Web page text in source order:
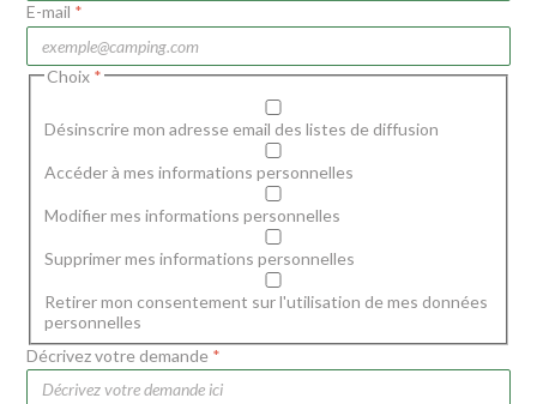
E-mail *
Choix *
Désinscrire mon adresse email des listes de diffusion
Accéder à mes informations personnelles
Modifier mes informations personnelles
Supprimer mes informations personnelles
Retirer mon consentement sur l'utilisation de mes données
personnelles
Décrivez votre demande *